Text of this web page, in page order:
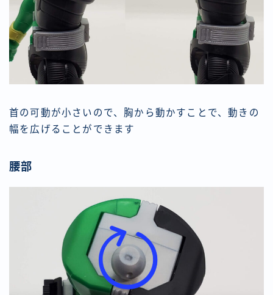
首の可動が小さいので、胸から動かすことで、動きの
幅を広げることができます
腰部